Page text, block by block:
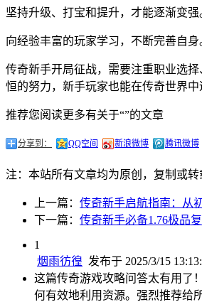
坚持升级、打宝和提升，才能逐渐变强
向经验丰富的玩家学习，不断完善自身
传奇新手开局征战，需要注重职业选
恒的努力，新手玩家也能在传奇世界中
推荐您阅读更多有关于“”的文章
分享到： QQ空间 新浪微博 腾讯微博
注：本站所有文章均为原创，复制或转
上一篇： 传奇新手启航指南：从
下一篇： 传奇新手必备1.76极品
1
烟雨彷徨 发布于 2025/3/15
这篇传奇游戏攻略问答太有用了
何有效地利用资源。强烈推荐给